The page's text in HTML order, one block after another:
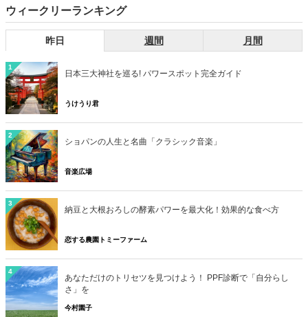
ウィークリーランキング
昨日 週間 月間
1
日本三大神社を巡る! パワースポット完全ガイド
うけうり君
2
ショパンの人生と名曲「クラシック音楽」
音楽広場
3
納豆と大根おろしの酵素パワーを最大化！効果的な食べ方
恋する農園トミーファーム
4
あなただけのトリセツを見つけよう！ PPF診断で「自分らし
さ」を
今村園子